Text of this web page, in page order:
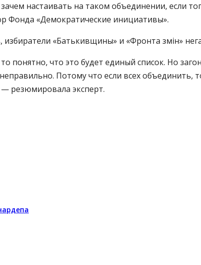
настаивать на таком объединении, если
Фонда «Демократические инициативы».
«Батькивщины» и «Фронта змін»
понятно, что это будет единый список. Но
Потому что если всех объединить,
резюмировала эксперт.